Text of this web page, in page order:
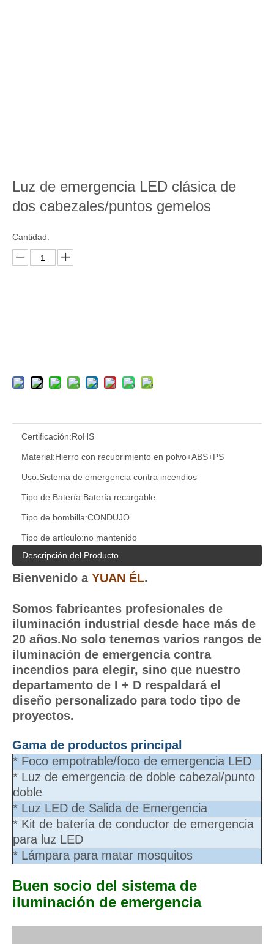
Luz de emergencia LED clásica de
dos cabezales/puntos gemelos
Cantidad:
Certificación:RoHS
Material:Hierro con recubrimiento en polvo+ABS+PS
Uso:Sistema de emergencia contra incendios
Tipo de Batería:Batería recargable
Tipo de bombilla:CONDUJO
Tipo de artículo:no mantenido
Descripción del Producto
Bienvenido a YUAN ÉL.
Somos fabricantes profesionales de
iluminación industrial desde hace más de
20 años.No solo tenemos varios rangos de
iluminación de emergencia contra
incendios para elegir, sino que nuestro
departamento de I + D respaldará el
diseño personalizado para todo tipo de
proyectos.
Gama de productos principal
* Foco empotrable/foco de emergencia LED
* Luz de emergencia de doble cabezal/punto
doble
* Luz LED de Salida de Emergencia
* Kit de batería de conductor de emergencia
para luz LED
* Lámpara para matar mosquitos
Buen socio del sistema de
iluminación de emergencia